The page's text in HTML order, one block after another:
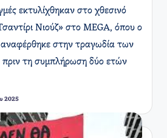
εκτυλίχθηκαν στο χθεσινό
Νιούζ» στο MEGA, όπου ο
στην τραγωδία των
πριν τη συμπλήρωση δύο ετών
2025